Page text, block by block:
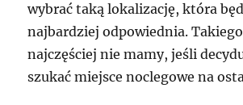
wybrać taką lokalizację, która
najbardziej odpowiednia.
najczęściej nie mamy, jeśli
szukać miejsce noclegowe na